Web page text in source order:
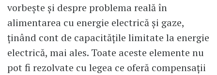
vorbește și despre problema reală în
alimentarea cu energie electrică și gaze,
ținând cont de capacitățile limitate la energie
electrică, mai ales. Toate aceste elemente nu
pot fi rezolvate cu legea ce oferă compensații